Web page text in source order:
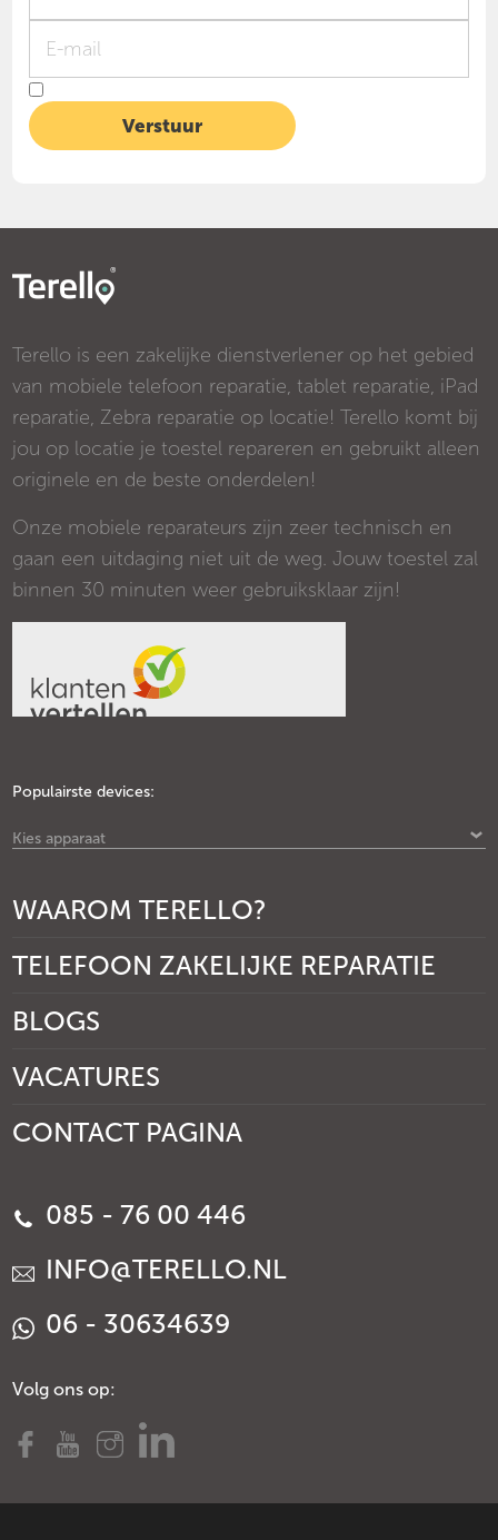
Terello is een zakelijke dienstverlener op het gebied
van mobiele telefoon reparatie, tablet reparatie, iPad
reparatie, Zebra reparatie op locatie! Terello komt bij
jou op locatie je toestel repareren en gebruikt alleen
originele en de beste onderdelen!
Onze mobiele reparateurs zijn zeer technisch en
gaan een uitdaging niet uit de weg. Jouw toestel zal
binnen 30 minuten weer gebruiksklaar zijn!
Populairste devices:
Kies apparaat
WAAROM TERELLO?
TELEFOON ZAKELIJKE REPARATIE
BLOGS
VACATURES
CONTACT PAGINA
085 - 76 00 446
INFO@TERELLO.NL
06 - 30634639
Volg ons op: